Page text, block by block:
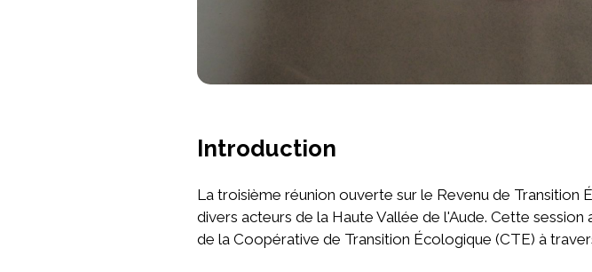
Introduction
La troisième réunion ouverte sur le Revenu de Transition
divers acteurs de la Haute Vallée de l'Aude. Cette
de la Coopérative de Transition Écologique (CTE) à